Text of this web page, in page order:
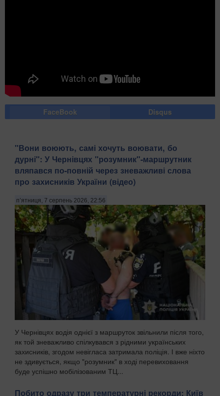
FaceBook Disqus
​"Вони воюють, самі хочуть воювати, бо
дурні": У Чернівцях "розумник"-маршрутник
вляпався по-повній через зневажливі слова
про захисників України (відео)
п’ятниця, 7 серпень 2026, 22:56
У Чернівцях водія однієї з маршруток звільнили після того,
як той зневажливо спілкувався з рідними українських
захисників, згодом невігласа затримала поліція. І вже ніхто
не здивується, якщо "розумник" в ході перевиховання
буде успішно мобілізованим ТЦ...
Побито одразу три температурні рекорди: Київ